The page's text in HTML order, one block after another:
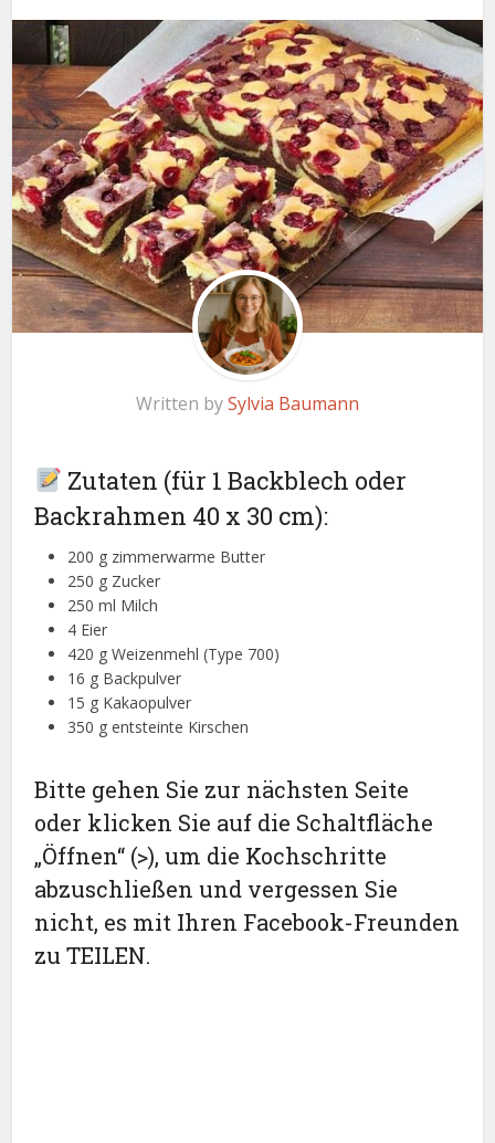
Written bySylvia Baumann
Zutaten (für 1 Backblech oder
Backrahmen 40 x 30 cm):
200 g zimmerwarme Butter
250 g Zucker
250 ml Milch
4 Eier
420 g Weizenmehl (Type 700)
16 g Backpulver
15 g Kakaopulver
350 g entsteinte Kirschen
Bitte gehen Sie zur nächsten Seite
oder klicken Sie auf die Schaltfläche
„Öffnen“ (>), um die Kochschritte
abzuschließen und vergessen Sie
nicht, es mit Ihren Facebook-Freunden
zu TEILEN.